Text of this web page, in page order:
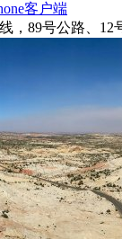
客户端
，89号公路、12